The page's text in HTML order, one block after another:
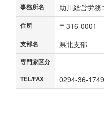
事務所名 助川経営労務
住所 〒316-0001
支部名 県北支部
専門家区分
TEL/FAX
0294-36-1749